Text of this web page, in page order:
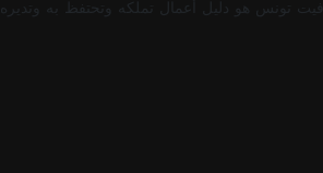
تونس هو دليل أعمال تملكه وتحتفظ به وتديره